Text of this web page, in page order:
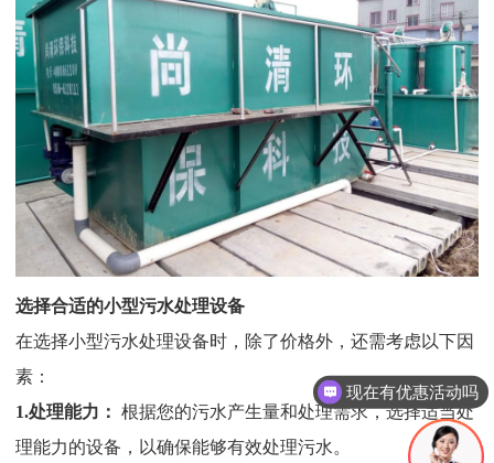
选择合适的小型污水处理设备
在选择小型污水处理设备时，除了价格外，还需考虑以下因
素：
1.处理能力： 根据您的污水产生量和处理需求，选择适当处
理能力的设备，以确保能够有效处理污水。
现在有优惠活动吗